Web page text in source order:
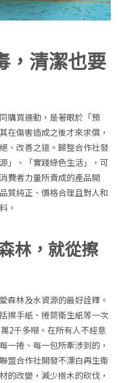
，清潔也要
購買運動，是著眼於「預
在傷害造成之後才來求償，
、改善之道。歸整合作社發
」、「實踐綠色生活」，可
費者力量所責成的產品開
質純正、價格合理且對人和
。
林，就從擦
森林及水資源的最好詮釋。
擦手紙、捲筒衛生紙等一次
2千多噸。在所有人不經意
一捲、每一包所牽涉到的，
盟合作社開發不漂白再生衛
的改變，減少樹木的砍伐，